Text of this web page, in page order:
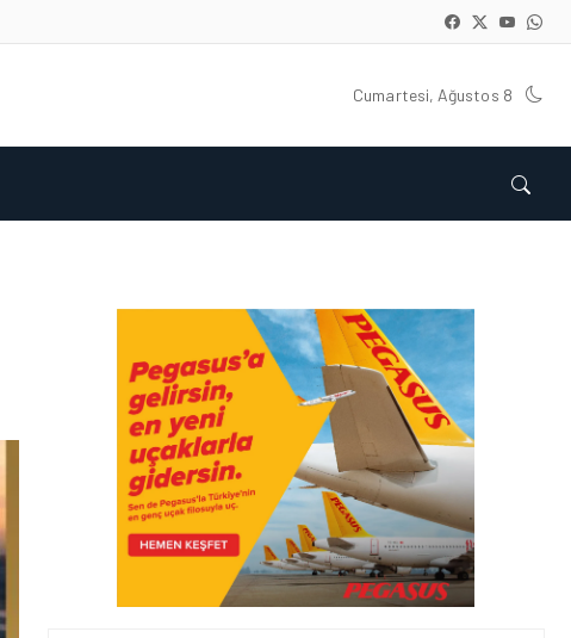
Cumartesi, Ağustos 8
HAVAALANI • 05 AĞU 2026
İSTANBUL VALI
YARDIMCISI BEKIR
DINKIRCI’DEN KONTROL
KULESI’NE ZIYARET
HAVAALANI • 05 AĞU 2026
TASARIMDAN GERÇEĞE:
ANKARA HAVALIMANI
DEVLET KONUKEVI